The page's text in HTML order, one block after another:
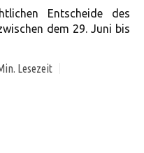
Entscheide des
dem 29. Juni bis
Lesezeit